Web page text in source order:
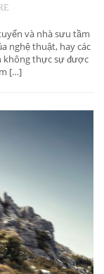
và nhà sưu tầm
nghệ thuật, hay các
không thực sự được
[…]